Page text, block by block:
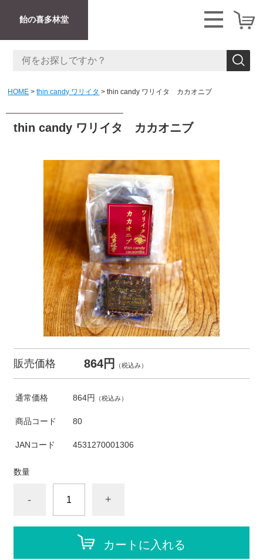
飴の喜多林堂
HOME thin candy ワリイタ thin candy ワリイタ カカオニブ
thin candy ワリイタ カカオニブ
販売価格 864円 （税込み）
通常価格 864円 （税込み）
商品コード 80
JANコード 4531270001306
数量
- +
カートに入れる